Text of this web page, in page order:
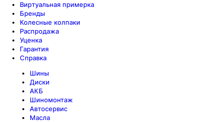
Виртуальная примерка
Бренды
Колесные колпаки
Распродажа
Уценка
Гарантия
Справка
Шины
Диски
АКБ
Шиномонтаж
Автосервис
Масла